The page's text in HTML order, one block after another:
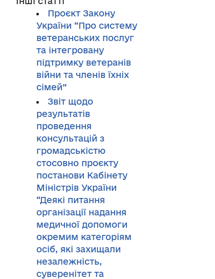
Проєкт Закону
України “Про систему
ветеранських послуг
та інтегровану
підтримку ветеранів
війни та членів їхніх
сімей”
Звіт щодо
результатів
проведення
консультацій з
громадськістю
стосовно проєкту
постанови Кабінету
Міністрів України
“Деякі питання
організації надання
медичної допомоги
окремим категоріям
осіб, які захищали
незалежність,
суверенітет та